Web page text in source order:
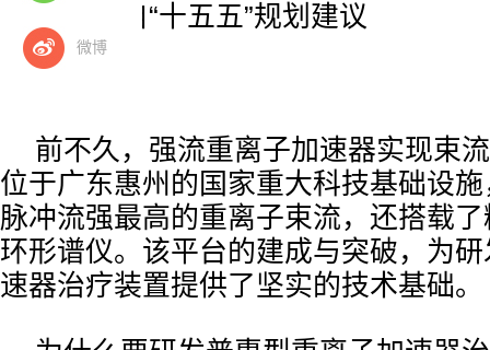
微博
——摘自“十五五”规划建议
前不久，强流重离子加速器实现束
位于广东惠州的国家重大科技基础设
脉冲流强最高的重离子束流，还搭载
环形谱仪。该平台的建成与突破，为
速器治疗装置提供了坚实的技术基础。